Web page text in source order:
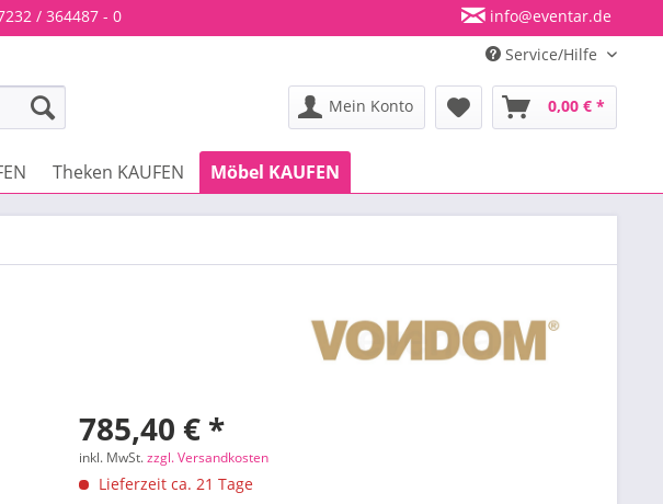
/ 364487 - 0
info@eventar.de
Service/Hilfe
Mein Konto 0,00 € *
Theken KAUFEN Möbel KAUFEN
785,40 € *
inkl. MwSt.zzgl. Versandkosten
Lieferzeit ca. 21 Tage